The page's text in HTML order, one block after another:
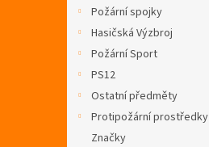
Požární spojky
Hasičská Výzbroj
Požární Sport
PS12
Ostatní předměty
Protipožární prostředky
Značky